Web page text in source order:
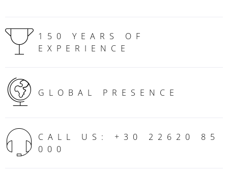
150 YEARS OF
EXPERIENCE
GLOBAL PRESENCE
CALL US: +30 22620 85
000